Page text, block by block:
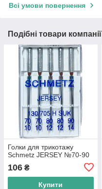
Всі умови повернення
Подібні товари компанії
Голки для трикотажу
Schmetz JERSEY №70-90
106 ₴
Купити